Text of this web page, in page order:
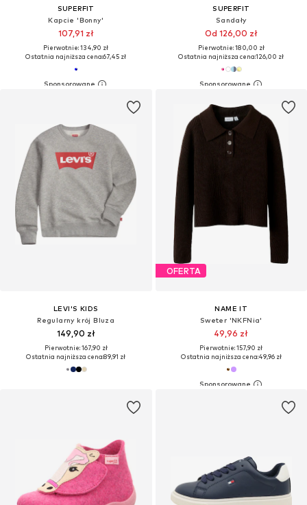
SUPERFIT
Kapcie 'Bonny'
107,91 zł
Pierwotnie: 134,90 zł
Ostatnia najniższa cena:67,45 zł
SUPERFIT
Sandały
Od 126,00 zł
Pierwotnie: 180,00 zł
Ostatnia najniższa cena:126,00 zł
LEVI'S KIDS
Regularny krój Bluza
149,90 zł
Pierwotnie: 167,90 zł
Ostatnia najniższa cena:89,91 zł
OFERTA
NAME IT
Sweter 'NKFNia'
49,96 zł
Pierwotnie: 157,90 zł
Ostatnia najniższa cena:49,96 zł